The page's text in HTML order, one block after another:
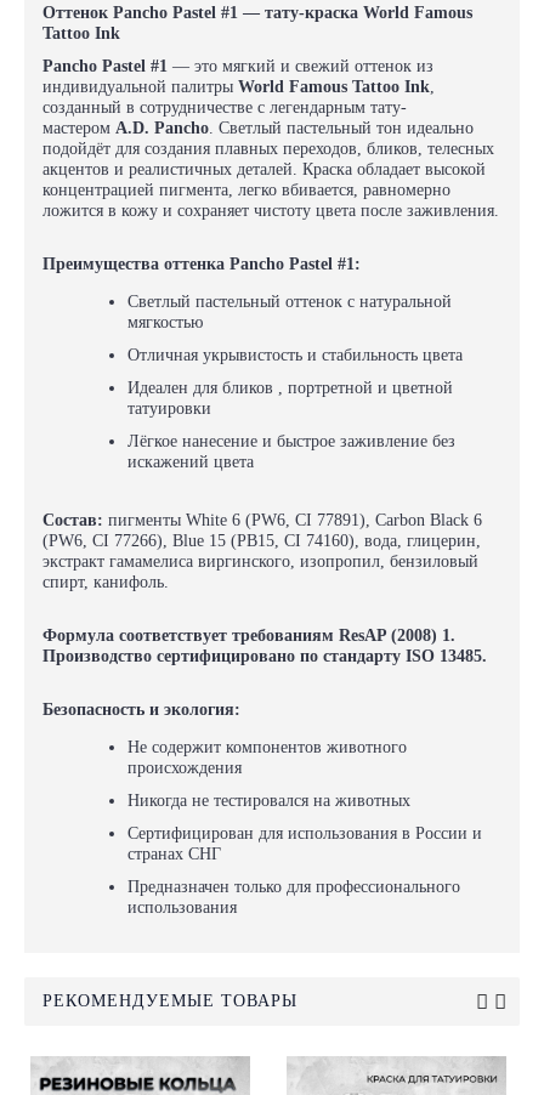
Оттенок Pancho Pastel #1 — тату-краска World Famous
Tattoo Ink
Pancho Pastel #1 — это мягкий и свежий оттенок из
индивидуальной палитры World Famous Tattoo Ink,
созданный в сотрудничестве с легендарным тату-
мастером A.D. Pancho. Светлый пастельный тон идеально
подойдёт для создания плавных переходов, бликов, телесных
акцентов и реалистичных деталей. Краска обладает высокой
концентрацией пигмента, легко вбивается, равномерно
ложится в кожу и сохраняет чистоту цвета после заживления.
Преимущества оттенка Pancho Pastel #1:
Светлый пастельный оттенок с натуральной
мягкостью
Отличная укрывистость и стабильность цвета
Идеален для бликов , портретной и цветной
татуировки
Лёгкое нанесение и быстрое заживление без
искажений цвета
Состав: пигменты White 6 (PW6, CI 77891), Carbon Black 6
(PW6, CI 77266), Blue 15 (PB15, CI 74160), вода, глицерин,
экстракт гамамелиса виргинского, изопропил, бензиловый
спирт, канифоль.
Формула соответствует требованиям ResAP (2008) 1.
Производство сертифицировано по стандарту ISO 13485.
Безопасность и экология:
Не содержит компонентов животного
происхождения
Никогда не тестировался на животных
Сертифицирован для использования в России и
странах СНГ
Предназначен только для профессионального
использования
РЕКОМЕНДУЕМЫЕ ТОВАРЫ